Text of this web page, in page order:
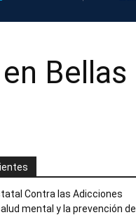
Bellas
Contra las Adicciones
mental y la prevención de